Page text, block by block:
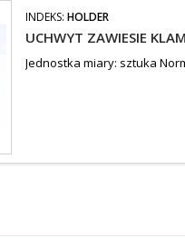
INDEKS:HOLDER
UCHWYT ZAWIESIE
Jednostka miary: sztuka